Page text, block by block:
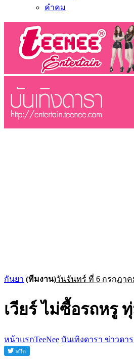
คำคม
กันยา (ทีมงาน)วันจันทร์ ที่ 6 กรกฎาค
เวียร์ ไม่ซื้อรถหรู
หน้าแรกTeeNee บันเทิงดารา ข่าวดา